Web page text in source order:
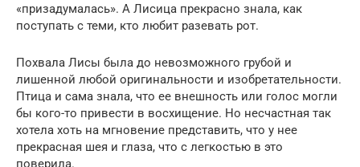
«призадумалась». А Лисица прекрасно знала, как
поступать с теми, кто любит разевать рот.
Похвала Лисы была до невозможного грубой и
лишенной любой оригинальности и изобретательности.
Птица и сама знала, что ее внешность или голос могли
бы кого-то привести в восхищение. Но несчастная так
хотела хоть на мгновение представить, что у нее
прекрасная шея и глаза, что с легкостью в это
поверила.